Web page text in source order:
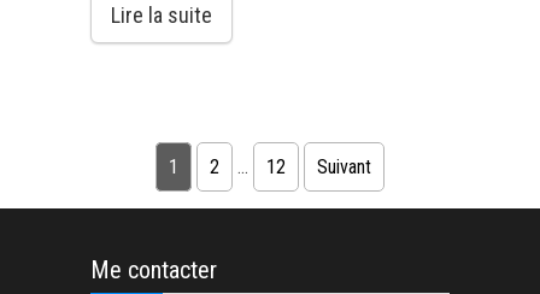
Lire la suite
Pagination des publications
1 2 … 12 Suivant
Me contacter